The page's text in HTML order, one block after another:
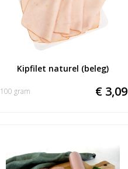
Kipfilet naturel (beleg)
€ 3,09
100 gram